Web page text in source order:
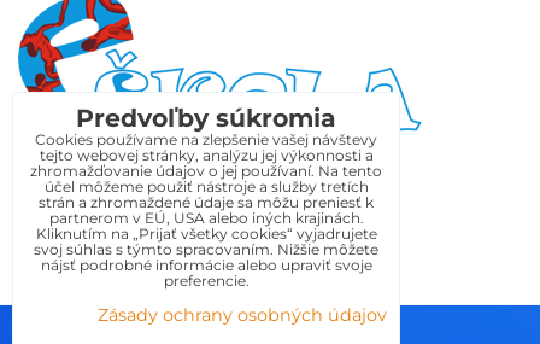
Predvoľby súkromia
Predvoľby súkromia
Cookies používame na zlepšenie vašej návštevy
tejto webovej stránky, analýzu jej výkonnosti a
zhromažďovanie údajov o jej používaní. Na tento
účel môžeme použiť nástroje a služby tretích
strán a zhromaždené údaje sa môžu preniesť k
partnerom v EÚ, USA alebo iných krajinách.
Kliknutím na „Prijať všetky cookies“ vyjadrujete
svoj súhlas s týmto spracovaním. Nižšie môžete
nájsť podrobné informácie alebo upraviť svoje
preferencie.
Zásady ochrany osobných údajov